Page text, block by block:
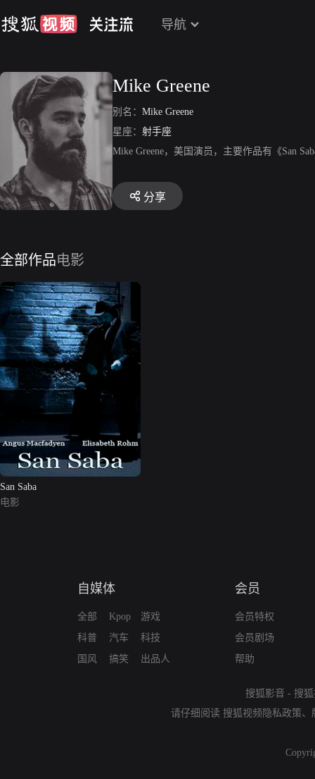
导航
Mike Greene
别名： Mike Greene
星座： 射手座
Mike Greene，美国演员，主要作品有《San
分享
全部作品电影
San Saba
电影
自媒体
全部
科普
国风
Kpop
汽车
搞笑
游戏
科技
出品人
会员
会员特权
会员剧场
帮助
搜狐影音 - 搜
请仔细阅读 搜狐视频隐私政策、